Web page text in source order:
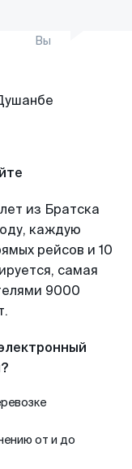
Вы
из Братска
каждую
рейсов и 10
самая
9000
от и до